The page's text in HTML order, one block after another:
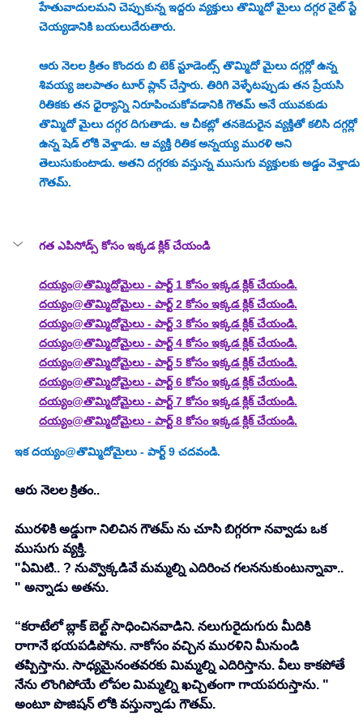
హేతువాదులమని చెప్పుకున్న ఇద్దరు వ్యక్తులు తొమ్మిదో మైలు దగ్గర నైట్ స్టే
చెయ్యడానికి బయలుదేరుతారు.
ఆరు నెలల క్రితం కొందరు బి టెక్ స్టూడెంట్స్ తొమ్మిదో మైలు దగ్గర్లో ఉన్న
శివయ్య జలపాతం టూర్ ప్లాన్ చేస్తారు. తిరిగి వెళ్ళేటప్పుడు తన ప్రేయసి
రితికకు తన ధైర్యాన్ని నిరూపించుకోవడానికి గౌతమ్ అనే యువకుడు
తొమ్మిదో మైలు దగ్గర దిగుతాడు. ఆ చీకట్లో తనకెదురైన వ్యక్తితో కలిసి దగ్గర్లో
ఉన్న షెడ్ లోకి వెళ్తాడు. ఆ వ్యక్తి రితిక అన్నయ్య మురళి అని
తెలుసుకుంటాడు. అతని దగ్గరకు వస్తున్న ముసుగు వ్యక్తులకు అడ్డం వెళ్తాడు
గౌతమ్.
గత ఎపిసోడ్స్ కోసం ఇక్కడ క్లిక్ చేయండి
దయ్యం@తొమ్మిదోమైలు - పార్ట్ 1 కోసం ఇక్కడ క్లిక్ చేయండి.
దయ్యం@తొమ్మిదోమైలు - పార్ట్ 2 కోసం ఇక్కడ క్లిక్ చేయండి.
దయ్యం@తొమ్మిదోమైలు - పార్ట్ 3 కోసం ఇక్కడ క్లిక్ చేయండి.
దయ్యం@తొమ్మిదోమైలు - పార్ట్ 4 కోసం ఇక్కడ క్లిక్ చేయండి.
దయ్యం@తొమ్మిదోమైలు - పార్ట్ 5 కోసం ఇక్కడ క్లిక్ చేయండి.
దయ్యం@తొమ్మిదోమైలు - పార్ట్ 6 కోసం ఇక్కడ క్లిక్ చేయండి.
దయ్యం@తొమ్మిదోమైలు - పార్ట్ 7 కోసం ఇక్కడ క్లిక్ చేయండి.
దయ్యం@తొమ్మిదోమైలు - పార్ట్ 8 కోసం ఇక్కడ క్లిక్ చేయండి.
ఇక దయ్యం@తొమ్మిదోమైలు - పార్ట్ 9 చదవండి.
ఆరు నెలల క్రితం..
మురళికి అడ్డుగా నిలిచిన గౌతమ్ ను చూసి బిగ్గరగా నవ్వాడు ఒక
ముసుగు వ్యక్తి.
"ఏమిటి.. ? నువ్వొక్కడివే మమ్మల్ని ఎదిరించ గలననుకుంటున్నావా..
" అన్నాడు అతను.
“కరాటేలో బ్లాక్ బెల్ట్ సాధించినవాడిని. నలుగురైదుగురు మీదికి
రాగానే భయపడిపోను. నాకోసం వచ్చిన మురళిని మీనుండి
తప్పిస్తాను. సాధ్యమైనంతవరకు మిమ్మల్ని ఎదిరిస్తాను. వీలు కాకపోతే
నేను లొంగిపోయే లోపల మిమ్మల్ని ఖచ్చితంగా గాయపరుస్తాను. "
అంటూ పొజిషన్ లోకి వస్తున్నాడు గౌతమ్.